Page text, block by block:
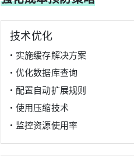
技术优化
• 实施缓存解决方案
• 优化数据库查询
• 配置自动扩展规则
• 使用压缩技术
• 监控资源使用率